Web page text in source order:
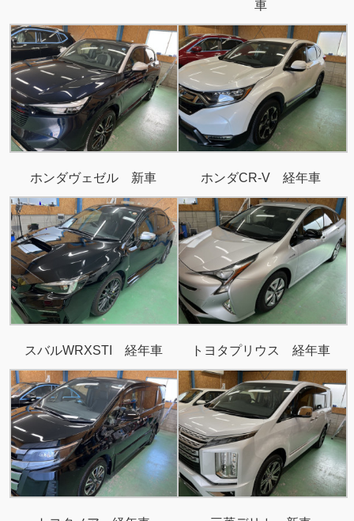
車
ホンダヴェゼル 新車 ホンダCR-V 経年車
スバルWRXSTI 経年車 トヨタプリウス 経年車